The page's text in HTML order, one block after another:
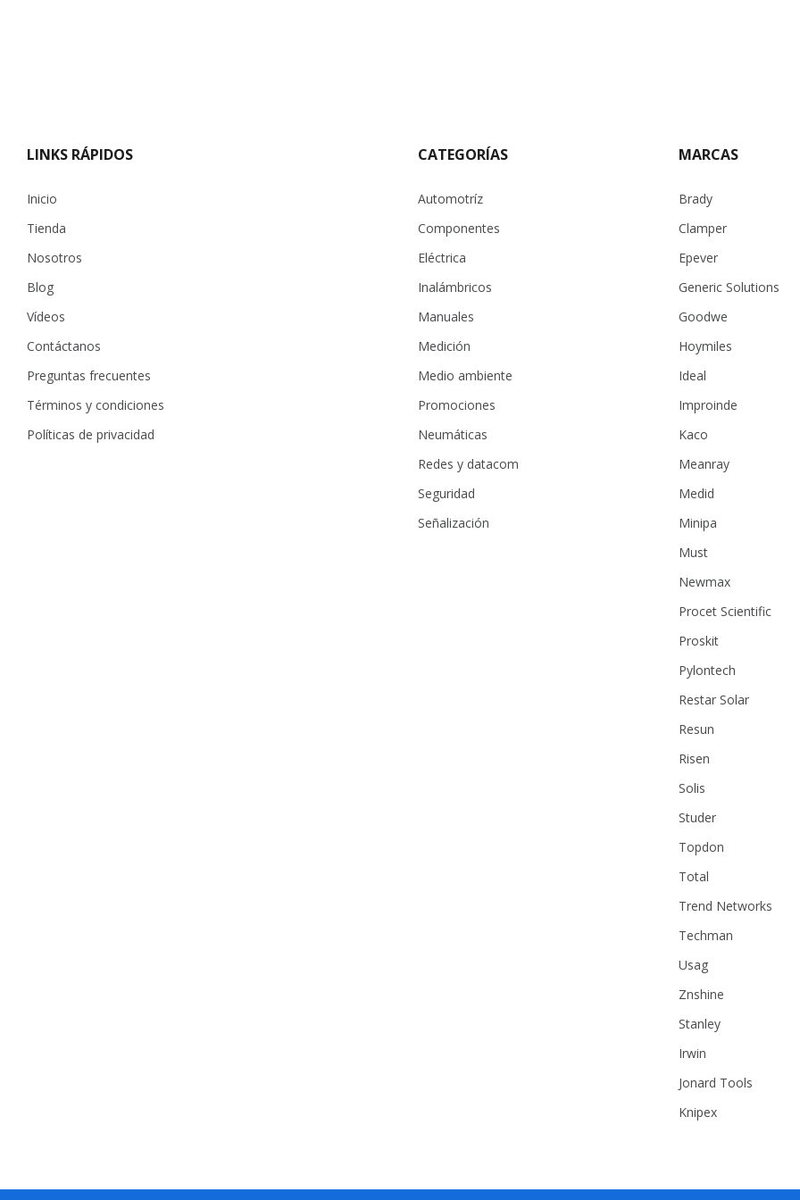
LINKS RÁPIDOS
Inicio
Tienda
Nosotros
Blog
Vídeos
Contáctanos
Preguntas frecuentes
Términos y condiciones
Políticas de privacidad
CATEGORÍAS
Automotríz
Componentes
Eléctrica
Inalámbricos
Manuales
Medición
Medio ambiente
Promociones
Neumáticas
Redes y datacom
Seguridad
Señalización
MARCAS
Brady
Clamper
Epever
Generic Solutions
Goodwe
Hoymiles
Ideal
Improinde
Kaco
Meanray
Medid
Minipa
Must
Newmax
Procet Scientific
Proskit
Pylontech
Restar Solar
Resun
Risen
Solis
Studer
Topdon
Total
Trend Networks
Techman
Usag
Znshine
Stanley
Irwin
Jonard Tools
Knipex